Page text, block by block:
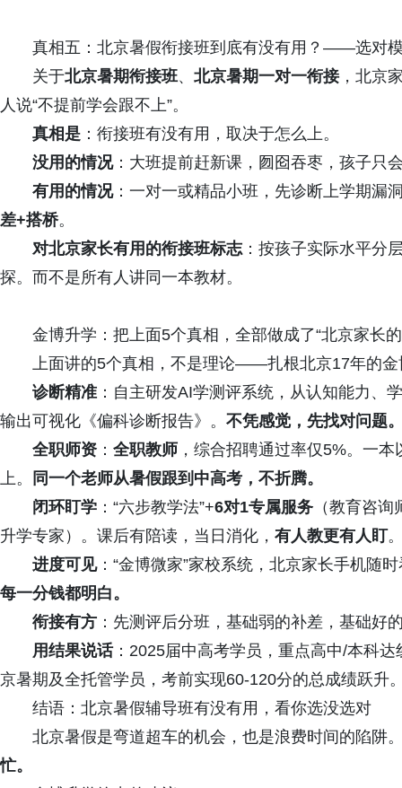
真相五：北京暑假衔接班到底有没有用？——选对
关于北京暑期衔接班、 北京暑期一对一衔接，北京
人说“不提前学会跟不上”。
真相是 ：衔接班有没有用，取决于怎么上。
没用的情况：大班提前赶新课，囫囵吞枣，孩子只
有用的情况：一对一或精品小班，先诊断上学期漏
差+搭桥。
对北京家长有用的衔接班标志：按孩子实际水平分
探。而不是所有人讲同一本教材。
金博升学：把上面5个真相，全部做成了“北京家长
上面讲的5个真相，不是理论——扎根北京17年的金
诊断精准：自主研发AI学测评系统，从认知能力、
输出可视化《偏科诊断报告》。 不凭感觉，先找对问题
全职师资 ： 全职教师 ，综合招聘通过率仅5%。一
上。
同一个老师从暑假跟到中高考，不折腾。
闭环盯学 ：“六步教学法”+6对1专属服务 （教育咨
升学专家）。课后有陪读，当日消化， 有人教更有人盯
进度可见：“金博微家”家校系统，北京家长手机随
每一分钱都明白。
衔接有方 ：先测评后分班，基础弱的补差，基础好
用结果说话：2025届中高考学员，重点高中/本科
京暑期及全托管学员，考前实现60-120分的总成绩跃升
结语：北京暑假辅导班有没有用，看你选没选对
北京暑假是弯道超车的机会，也是浪费时间的陷阱
忙。